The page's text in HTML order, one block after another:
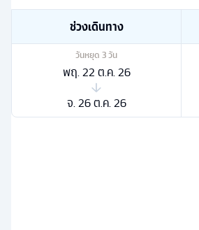
ช่วงเดินทาง
วันหยุด 3วัน
พฤ. 22 ต.ค. 26
จ. 26 ต.ค. 26